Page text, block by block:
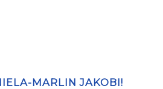
MARLIN JAKOBI!